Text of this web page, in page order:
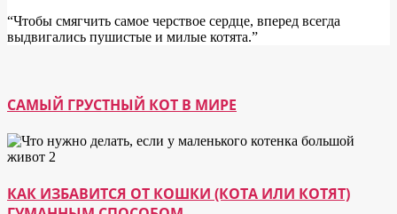
“Чтобы смягчить самое черствое сердце, вперед всегда
выдвигались пушистые и милые котята.”
САМЫЙ ГРУСТНЫЙ КОТ В МИРЕ
КАК ИЗБАВИТСЯ ОТ КОШКИ (КОТА ИЛИ КОТЯТ)